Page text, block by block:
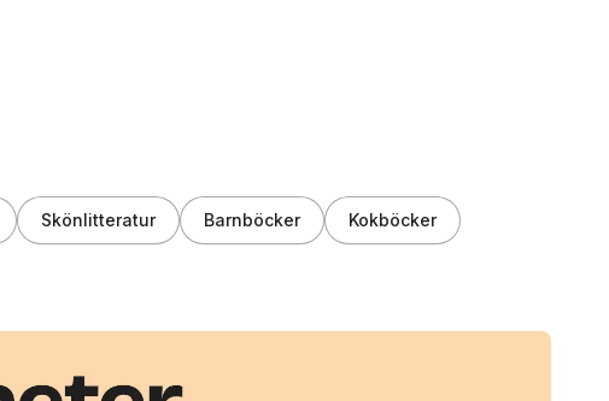
Skönlitteratur Barnböcker Kokböcker